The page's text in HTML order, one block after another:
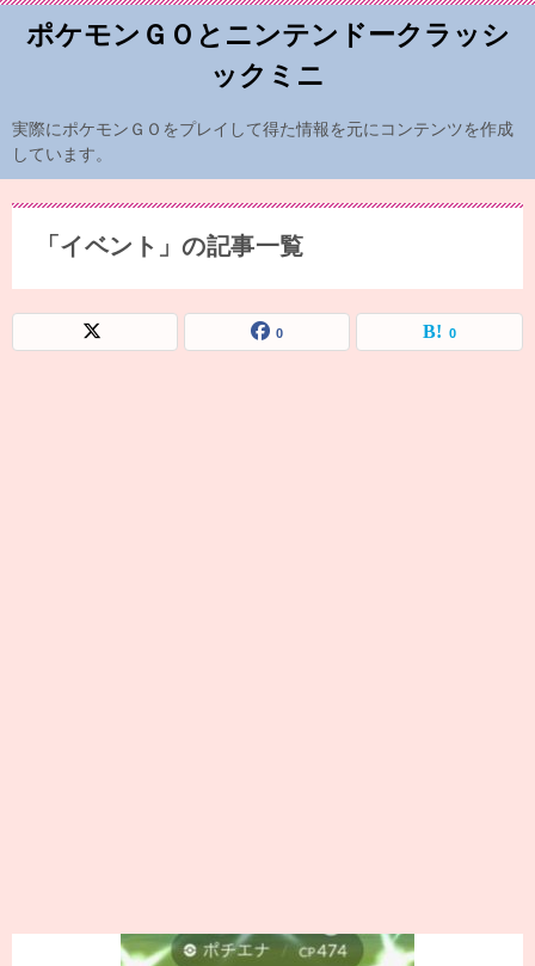
ポケモンＧＯとニンテンドークラッシ
ックミニ
実際にポケモンＧＯをプレイして得た情報を元にコンテンツを作成
しています。
「イベント」の記事一覧
0 0